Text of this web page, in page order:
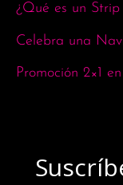
¿Qué es un Strip
Celebra una
Promoción 2×1